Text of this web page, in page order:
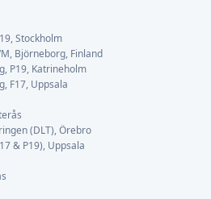
Stockholm
Björneborg, Finland
P19, Katrineholm
F17, Uppsala
(DLT), Örebro
& P19), Uppsala